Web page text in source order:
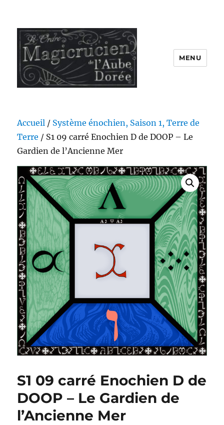
MENU
Accueil / Système énochien, Saison 1, Terre de
Terre / S1 09 carré Enochien D de DOOP – Le
Gardien de l’Ancienne Mer
S1 09 carré Enochien D de
DOOP – Le Gardien de
l’Ancienne Mer